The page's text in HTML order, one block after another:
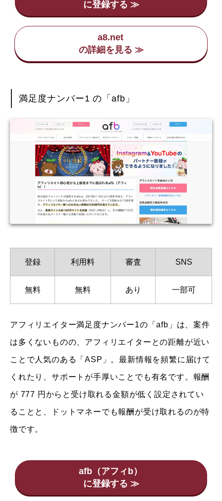
a8.net
満足度ナンバー1 の「afb」
登録 利用料 審査 SNS
無料 無料 あり 一部可
アフィリエイター満足度ナンバー1の「afb」は、案件
は多くないものの、アフィリエイターとの距離が近い
ことで人気のある「ASP」。最新情報を頻繁に届けて
くれたり、サポートが手厚いことでも有名です。報酬
が 777 円からと受け取れる金額が低く設定されてい
ることと、ドットマネーでも報酬が受け取れるのが特
徴です。
afb（アフィb）